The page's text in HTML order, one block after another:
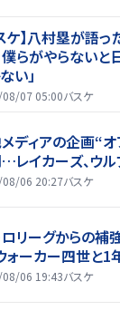
ケ】八村塁が語
僕らがやらない
い」
07 05:00バスケ
ディアの企画“
レイカーズ、ウ
06 20:27バスケ
リーグからの補
ォーカー四世と
06 19:43バスケ